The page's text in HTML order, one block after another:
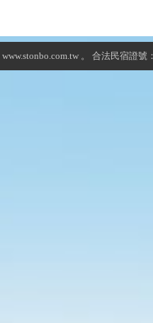
www.stonbo.com.tw 。 合法民宿證號